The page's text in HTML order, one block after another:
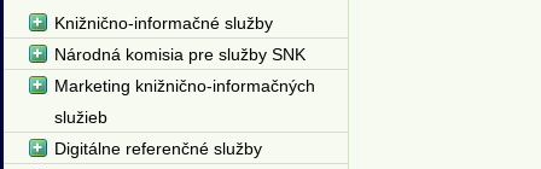
Knižnično-informačné služby
Národná komisia pre služby SNK
Marketing knižnično-informačných
služieb
Digitálne referenčné služby